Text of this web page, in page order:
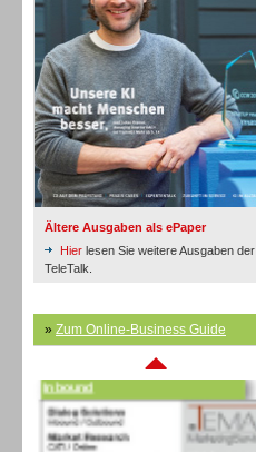
Ältere Ausgaben als ePaper
Hier lesen Sie weitere Ausgaben der
TeleTalk.
» Zum Online-Business Guide
Inbound
Inbound